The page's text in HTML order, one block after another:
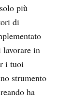
più
di
in
i tuoi
strumento
ha